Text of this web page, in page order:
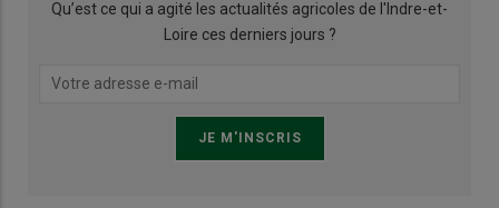
Qu’est ce qui a agité les actualités agricoles de l'Indre-et-
Loire ces derniers jours ?